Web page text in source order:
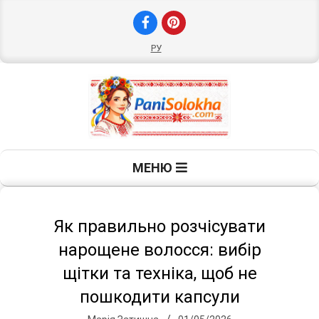
РУ
П
а
МЕНЮ
Як правильно розчісувати
нарощене волосся: вибір
щітки та техніка, щоб не
пошкодити капсули